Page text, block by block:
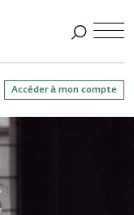
Accéder à mon compte